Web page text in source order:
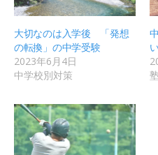
大切なのは入学後 「発想
の転換」の中学受験
2023年6月4日
中学校別対策